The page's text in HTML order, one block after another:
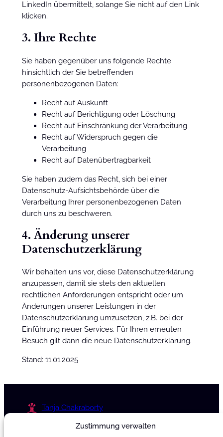
Zustimmung verwalten
LinkedIn übermittelt, solange Sie nicht auf den Link
klicken.
3. Ihre Rechte
Sie haben gegenüber uns folgende Rechte
hinsichtlich der Sie betreffenden
personenbezogenen Daten:
Recht auf Auskunft
Recht auf Berichtigung oder Löschung
Recht auf Einschränkung der Verarbeitung
Recht auf Widerspruch gegen die
Verarbeitung
Recht auf Datenübertragbarkeit
Sie haben zudem das Recht, sich bei einer
Datenschutz-Aufsichtsbehörde über die
Verarbeitung Ihrer personenbezogenen Daten
durch uns zu beschweren.
4. Änderung unserer
Datenschutzerklärung
Wir behalten uns vor, diese Datenschutzerklärung
anzupassen, damit sie stets den aktuellen
rechtlichen Anforderungen entspricht oder um
Änderungen unserer Leistungen in der
Datenschutzerklärung umzusetzen, z.B. bei der
Einführung neuer Services. Für Ihren erneuten
Besuch gilt dann die neue Datenschutzerklärung.
Stand: 11.01.2025
Tanja Chakraborty